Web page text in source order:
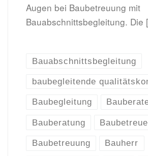
Augen bei Baubetreuung mit
Bauabschnittsbegleitung.
Bauabschnittsbegleitung
baubegleitende
Baubegleitung
Bauberatung
Baubetreuung Bauherr